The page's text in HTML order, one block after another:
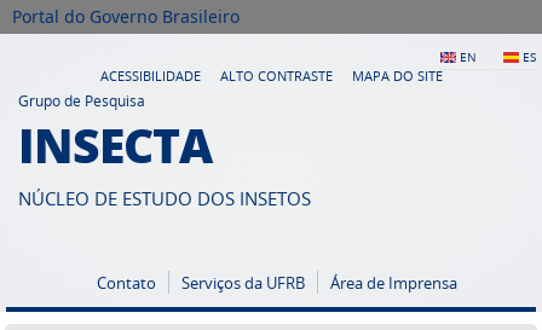
Portal do Governo Brasileiro
EN ES
ACESSIBILIDADE ALTO CONTRASTE
MAPA DO SITE
Grupo de Pesquisa
INSECTA
NÚCLEO DE ESTUDO DOS INSETOS
Contato Serviços da UFRB Área de Imprensa